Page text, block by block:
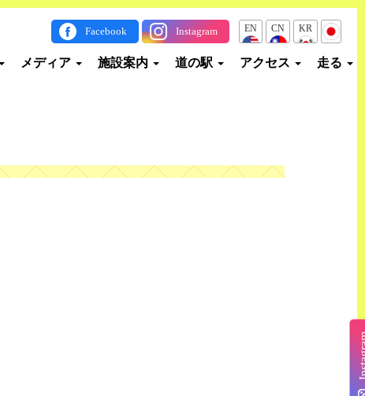
Facebook Instagram EN CN KR JP
メディア 施設案内 道の駅 アクセス 走る